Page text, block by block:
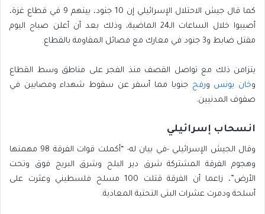
كما قال جيش الاحتلال الإسرائيلي إن 10 جنود، بينهم 9 في قطاع غزة،
أصيبوا خلال الساعات الـ24 الماضية، وذلك بعد أن أعلن صباح اليوم
مقتل ضابط و3 جنود في معارك مع فصائل المقاومة بالقطاع.
يتزامن ذلك مع تواصل القصف منذ الفجر على مناطق وسط القطاع
وخان يونس ورفح جنوبا مما أسفر عن سقوط شهداء ومصابين في
صفوف المدنيين.
انسحاب إسرائيلي
وقال الجيش الإسرائيلي -في بيان له- “أكملت قوات الفرقة 98 مهمتها
وهجوم الفرقة المشتركة شرق دير البلح وشرق البريج فوق وتحت
الأرض”، زاعما أن الفرقة قتلت 100 مسلح فلسطيني وعثرت على
أسلحة ودمرت عشرات البنى التحتية المعادية.